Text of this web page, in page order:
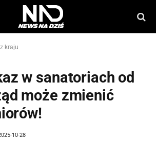
kraju
w sanatoriach od
może zmienić
10-28